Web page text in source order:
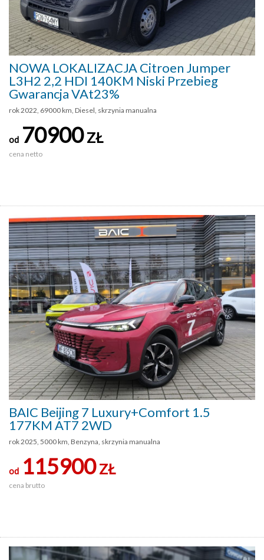
NOWA LOKALIZACJA Citroen Jumper
L3H2 2,2 HDI 140KM Niski Przebieg
Gwarancja VAt23%
rok 2022, 69000 km, Diesel, skrzynia manualna
od 70900ZŁ
cena netto
BAIC Beijing 7 Luxury+Comfort 1.5
177KM AT7 2WD
rok 2025, 5000 km, Benzyna, skrzynia manualna
od 115900ZŁ
cena brutto